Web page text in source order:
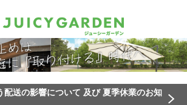
配送の影響について 及び 夏季休業のお知